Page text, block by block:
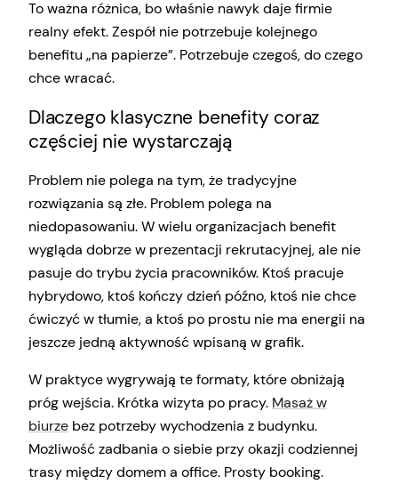
To ważna różnica, bo właśnie nawyk daje firmie
realny efekt. Zespół nie potrzebuje kolejnego
benefitu „na papierze”. Potrzebuje czegoś, do czego
chce wracać.
Dlaczego klasyczne benefity coraz
częściej nie wystarczają
Problem nie polega na tym, że tradycyjne
rozwiązania są złe. Problem polega na
niedopasowaniu. W wielu organizacjach benefit
wygląda dobrze w prezentacji rekrutacyjnej, ale nie
pasuje do trybu życia pracowników. Ktoś pracuje
hybrydowo, ktoś kończy dzień późno, ktoś nie chce
ćwiczyć w tłumie, a ktoś po prostu nie ma energii na
jeszcze jedną aktywność wpisaną w grafik.
W praktyce wygrywają te formaty, które obniżają
próg wejścia. Krótka wizyta po pracy. Masaż w
biurze bez potrzeby wychodzenia z budynku.
Możliwość zadbania o siebie przy okazji codziennej
trasy między domem a office. Prosty booking.